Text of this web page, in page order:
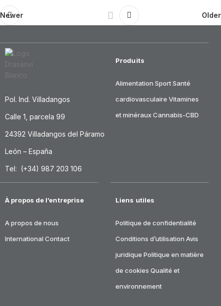
Newer Older
Pol. Ind. Villadangos
Calle 1, parcela 99
24392 Villadangos del Páramo
León – España
Tel: (+34) 987 203 106
Produits
Alimentation SportSanté
cardiovasculaire Vitamines
et minérauxCannabis-CBD
À propos de l’entreprise
A propos de nous
International Contact
Liens utiles
Politique de confidentialité
Conditions d’utilisation Avis
juridique Politique en matière
de cookies Qualité et
environnement